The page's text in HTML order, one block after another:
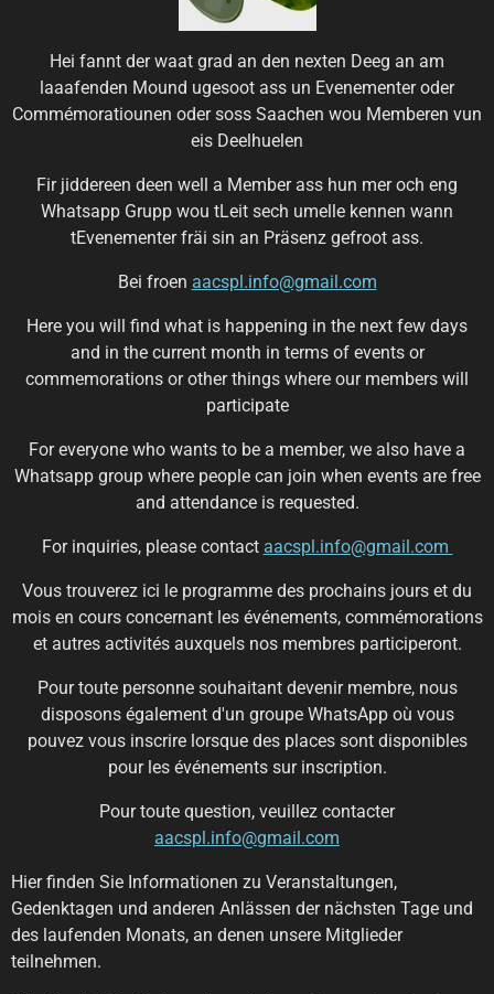
Hei fannt der waat grad an den nexten Deeg an am
laaafenden Mound ugesoot ass un Evenementer oder
Commémoratiounen oder soss Saachen wou Memberen vun
eis Deelhuelen
Fir jiddereen deen well a Member ass hun mer och eng
Whatsapp Grupp wou tLeit sech umelle kennen wann
tEvenementer fräi sin an Präsenz gefroot ass.
Bei froen aacspl.info@gmail.com
Here you will find what is happening in the next few days
and in the current month in terms of events or
commemorations or other things where our members will
participate
For everyone who wants to be a member, we also have a
Whatsapp group where people can join when events are free
and attendance is requested.
For inquiries, please contact aacspl.info@gmail.com
Vous trouverez ici le programme des prochains jours et du
mois en cours concernant les événements, commémorations
et autres activités auxquels nos membres participeront.
Pour toute personne souhaitant devenir membre, nous
disposons également d'un groupe WhatsApp où vous
pouvez vous inscrire lorsque des places sont disponibles
pour les événements sur inscription.
Pour toute question, veuillez contacter
aacspl.info@gmail.com
Hier finden Sie Informationen zu Veranstaltungen,
Gedenktagen und anderen Anlässen der nächsten Tage und
des laufenden Monats, an denen unsere Mitglieder
teilnehmen.